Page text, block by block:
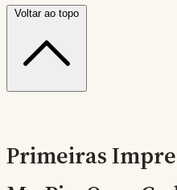
Voltar ao topo
Primeiras